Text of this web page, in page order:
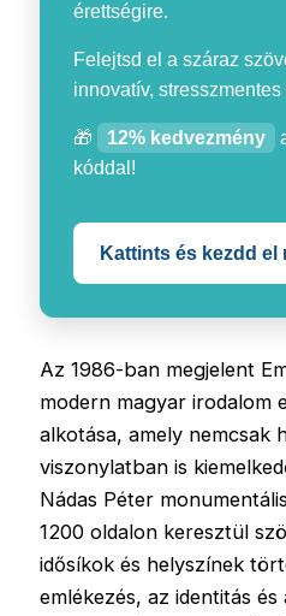
érettségire.
Felejtsd el a száraz
innovatív,
🎁 12% kedvezmény
kóddal!
Kattints és kezdd el
Az 1986-ban megjelent
modern magyar irodalom
alkotása, amely nemcsak
viszonylatban is
Nádas Péter
1200 oldalon keresztül
idősíkok és helyszínek
emlékezés, az identitás